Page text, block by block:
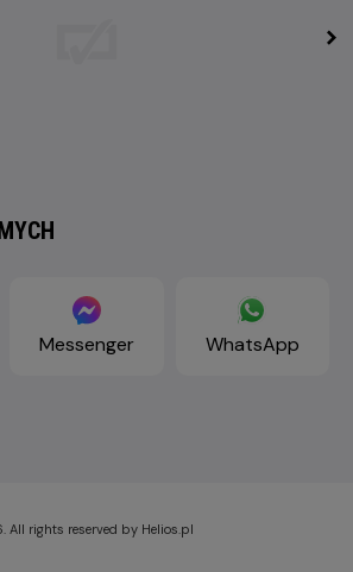
Messenger WhatsApp
rights reserved by Helios.pl